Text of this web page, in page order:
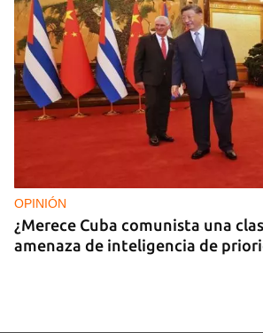
OPINIÓN
¿Merece Cuba comunista una
amenaza de inteligencia de